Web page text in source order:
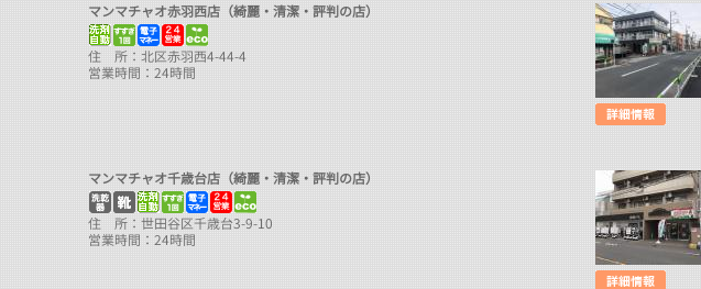
マンマチャオ赤羽西店（綺麗・清潔・評判の店）
住 所：北区赤羽西4-44-4
営業時間：24時間
マンマチャオ千歳台店（綺麗・清潔・評判の店）
住 所：世田谷区千歳台3-9-10
営業時間：24時間